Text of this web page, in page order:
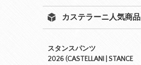
カステラーニ人気商品
スタンスパンツ
2026 (CASTELLANI | STANCE